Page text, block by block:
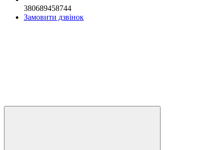
380689458744
Замовити дзвінок